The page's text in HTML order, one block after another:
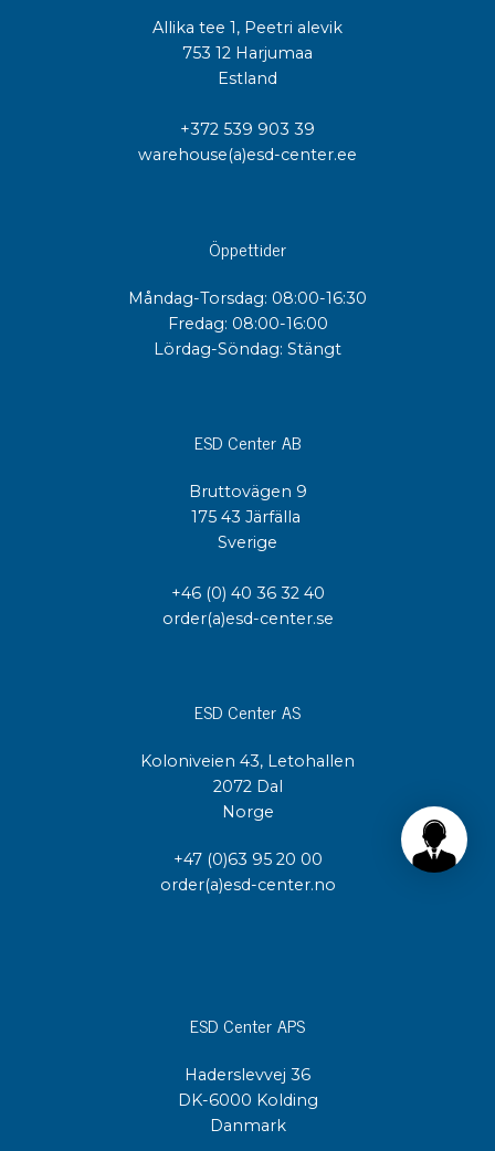
Allika tee 1, Peetri alevik
753 12 Harjumaa
Estland
+372 539 903 39
warehouse(a)esd-center.ee
Öppettider
Måndag-Torsdag: 08:00-16:30
Fredag: 08:00-16:00
Lördag-Söndag: Stängt
ESD Center AB
Bruttovägen 9
175 43 Järfälla
Sverige
+46 (0) 40 36 32 40
order(a)esd-center.se
ESD Center AS
Koloniveien 43, Letohallen
2072 Dal
Norge
+47 (0)63 95 20 00
order(a)esd-center.no
ESD Center APS
Haderslevvej 36
DK-6000 Kolding
Danmark